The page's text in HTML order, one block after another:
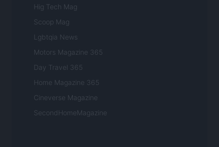
Hig Tech Mag
Scoop Mag
Lgbtqia News
Motors Magazine 365
Day Travel 365
Home Magazine 365
Cineverse Magazine
SecondHomeMagazine